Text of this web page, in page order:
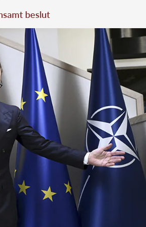
beslut